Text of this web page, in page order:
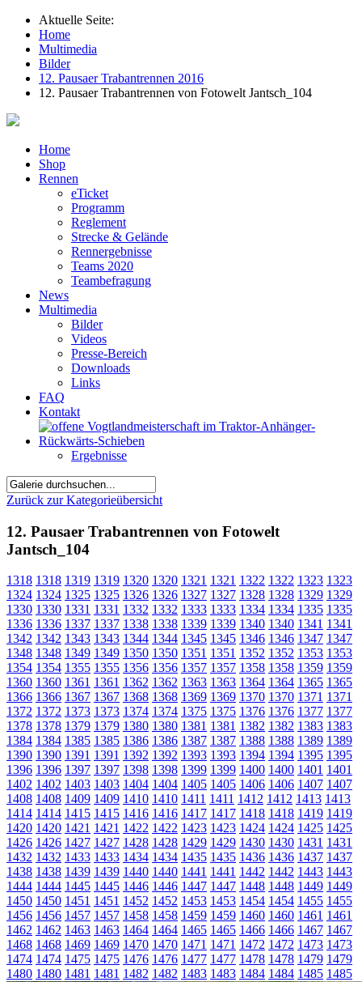
Aktuelle Seite:
Home
Multimedia
Bilder
12. Pausaer Trabantrennen 2016
12. Pausaer Trabantrennen von Fotowelt Jantsch_104
Home
Shop
Rennen
eTicket
Programm
Reglement
Strecke & Gelände
Rennergebnisse
Teams 2020
Teambefragung
News
Multimedia
Bilder
Videos
Presse-Bereich
Downloads
Links
FAQ
Kontakt
Ergebnisse
Zurück zur Kategorieübersicht
12. Pausaer Trabantrennen von Fotowelt
Jantsch_104
1318 1318 1319 1319 1320 1320 1321 1321 1322 1322 1323 1323
1324 1324 1325 1325 1326 1326 1327 1327 1328 1328 1329 1329
1330 1330 1331 1331 1332 1332 1333 1333 1334 1334 1335 1335
1336 1336 1337 1337 1338 1338 1339 1339 1340 1340 1341 1341
1342 1342 1343 1343 1344 1344 1345 1345 1346 1346 1347 1347
1348 1348 1349 1349 1350 1350 1351 1351 1352 1352 1353 1353
1354 1354 1355 1355 1356 1356 1357 1357 1358 1358 1359 1359
1360 1360 1361 1361 1362 1362 1363 1363 1364 1364 1365 1365
1366 1366 1367 1367 1368 1368 1369 1369 1370 1370 1371 1371
1372 1372 1373 1373 1374 1374 1375 1375 1376 1376 1377 1377
1378 1378 1379 1379 1380 1380 1381 1381 1382 1382 1383 1383
1384 1384 1385 1385 1386 1386 1387 1387 1388 1388 1389 1389
1390 1390 1391 1391 1392 1392 1393 1393 1394 1394 1395 1395
1396 1396 1397 1397 1398 1398 1399 1399 1400 1400 1401 1401
1402 1402 1403 1403 1404 1404 1405 1405 1406 1406 1407 1407
1408 1408 1409 1409 1410 1410 1411 1411 1412 1412 1413 1413
1414 1414 1415 1415 1416 1416 1417 1417 1418 1418 1419 1419
1420 1420 1421 1421 1422 1422 1423 1423 1424 1424 1425 1425
1426 1426 1427 1427 1428 1428 1429 1429 1430 1430 1431 1431
1432 1432 1433 1433 1434 1434 1435 1435 1436 1436 1437 1437
1438 1438 1439 1439 1440 1440 1441 1441 1442 1442 1443 1443
1444 1444 1445 1445 1446 1446 1447 1447 1448 1448 1449 1449
1450 1450 1451 1451 1452 1452 1453 1453 1454 1454 1455 1455
1456 1456 1457 1457 1458 1458 1459 1459 1460 1460 1461 1461
1462 1462 1463 1463 1464 1464 1465 1465 1466 1466 1467 1467
1468 1468 1469 1469 1470 1470 1471 1471 1472 1472 1473 1473
1474 1474 1475 1475 1476 1476 1477 1477 1478 1478 1479 1479
1480 1480 1481 1481 1482 1482 1483 1483 1484 1484 1485 1485